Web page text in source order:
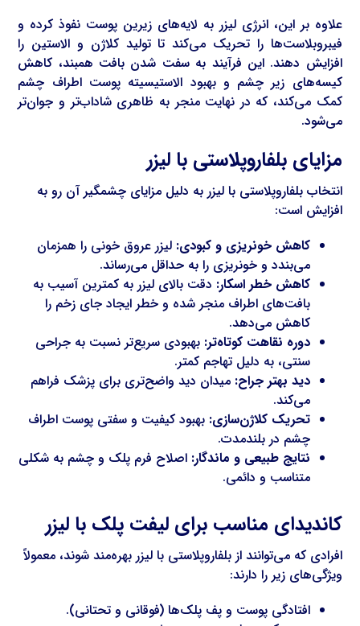
علاوه بر این، انرژی لیزر به لایه‌های زیرین پوست نفوذ کرده و
فیبروبلاست‌ها را تحریک می‌کند تا تولید کلاژن و الاستین را
افزایش دهند. این فرآیند به سفت شدن بافت همبند، کاهش
کیسه‌های زیر چشم و بهبود الاستیسیته پوست اطراف چشم
کمک می‌کند، که در نهایت منجر به ظاهری شاداب‌تر و جوان‌تر
می‌شود.
مزایای بلفاروپلاستی با لیزر
انتخاب بلفاروپلاستی با لیزر به دلیل مزایای چشمگیر آن رو به
افزایش است:
کاهش خونریزی و کبودی: لیزر عروق خونی را همزمان
می‌بندد و خونریزی را به حداقل می‌رساند.
کاهش خطر اسکار: دقت بالای لیزر به کمترین آسیب به
بافت‌های اطراف منجر شده و خطر ایجاد جای زخم را
کاهش می‌دهد.
دوره نقاهت کوتاه‌تر: بهبودی سریع‌تر نسبت به جراحی
سنتی، به دلیل تهاجم کمتر.
دید بهتر جراح: میدان دید واضح‌تری برای پزشک فراهم
می‌کند.
تحریک کلاژن‌سازی: بهبود کیفیت و سفتی پوست اطراف
چشم در بلندمدت.
نتایج طبیعی و ماندگار: اصلاح فرم پلک و چشم به شکلی
متناسب و دائمی.
کاندیدای مناسب برای لیفت پلک با لیزر
افرادی که می‌توانند از بلفاروپلاستی با لیزر بهره‌مند شوند، معمولاً
ویژگی‌های زیر را دارند:
افتادگی پوست و پف پلک‌ها (فوقانی و تحتانی).